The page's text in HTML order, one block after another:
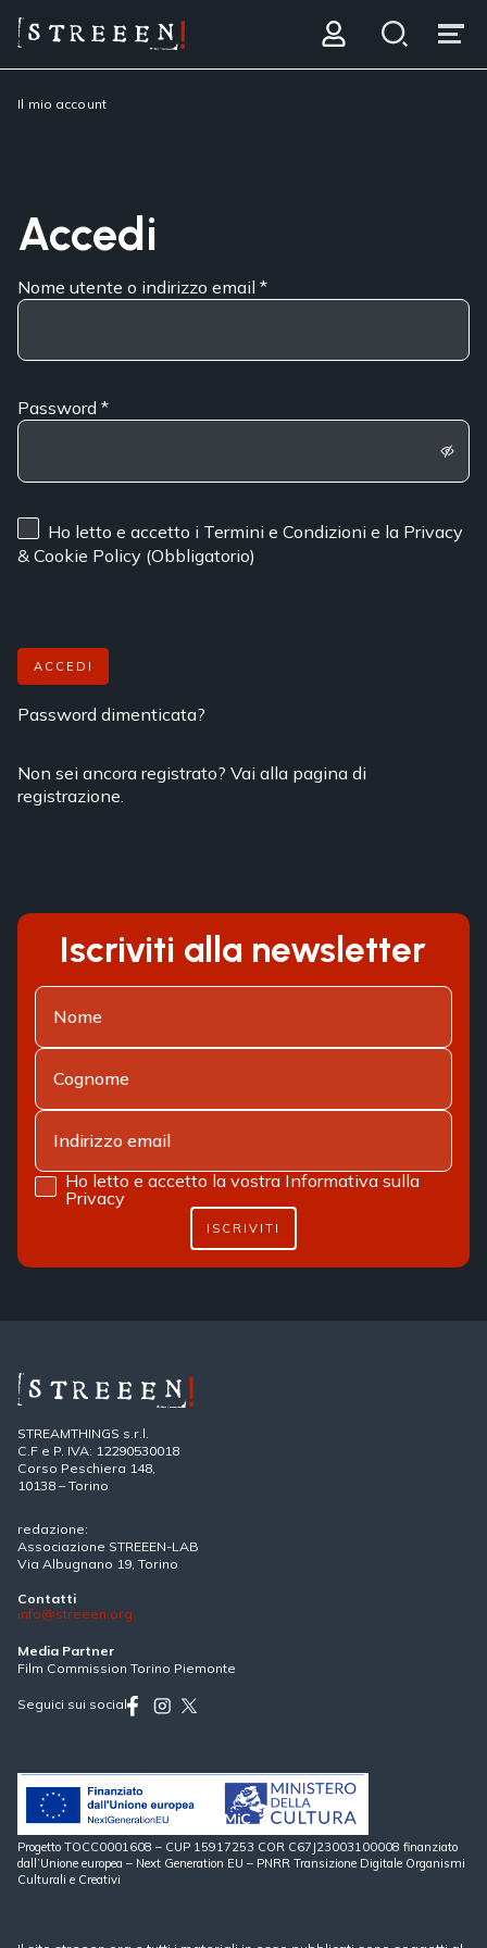
Il mio account
Accedi
Nome utente o indirizzo email*
Password*
Ho letto e accetto i Termini e Condizioni e la Privacy
& Cookie Policy (Obbligatorio)
ACCEDI
Password dimenticata?
Non sei ancora registrato? Vai alla pagina di
registrazione.
Iscriviti alla newsletter
Ho letto e accetto la vostra Informativa sulla
Privacy
ISCRIVITI
STREAMTHINGS s.r.l.
C.F e P. IVA: 12290530018
Corso Peschiera 148,
10138 – Torino
redazione:
Associazione STREEEN-LAB
Via Albugnano 19, Torino
Contatti
info@streeen.org
Media Partner
Film Commission Torino Piemonte
Seguici sui social
Progetto TOCC0001608 – CUP 15917253 COR C67J23003100008 finanziato
dall’Unione europea – Next Generation EU – PNRR Transizione Digitale Organismi
Culturali e Creativi